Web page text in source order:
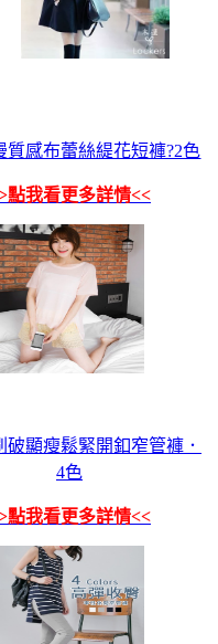
質感布蕾絲緹花短褲?2色
點我看更多詳情<<
破顯瘦鬆緊開釦窄管褲．
4色
點我看更多詳情<<